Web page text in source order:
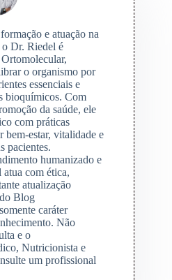
e atuação na
o Dr. Riedel é
o organismo por
essenciais e
bioquímicos. Com
da saúde, ele
com práticas
bem-estar, vitalidade e
pacientes.
humanizado e
com ética,
atualização
Blog
caráter
Não
e o
Nutricionista e
um profissional